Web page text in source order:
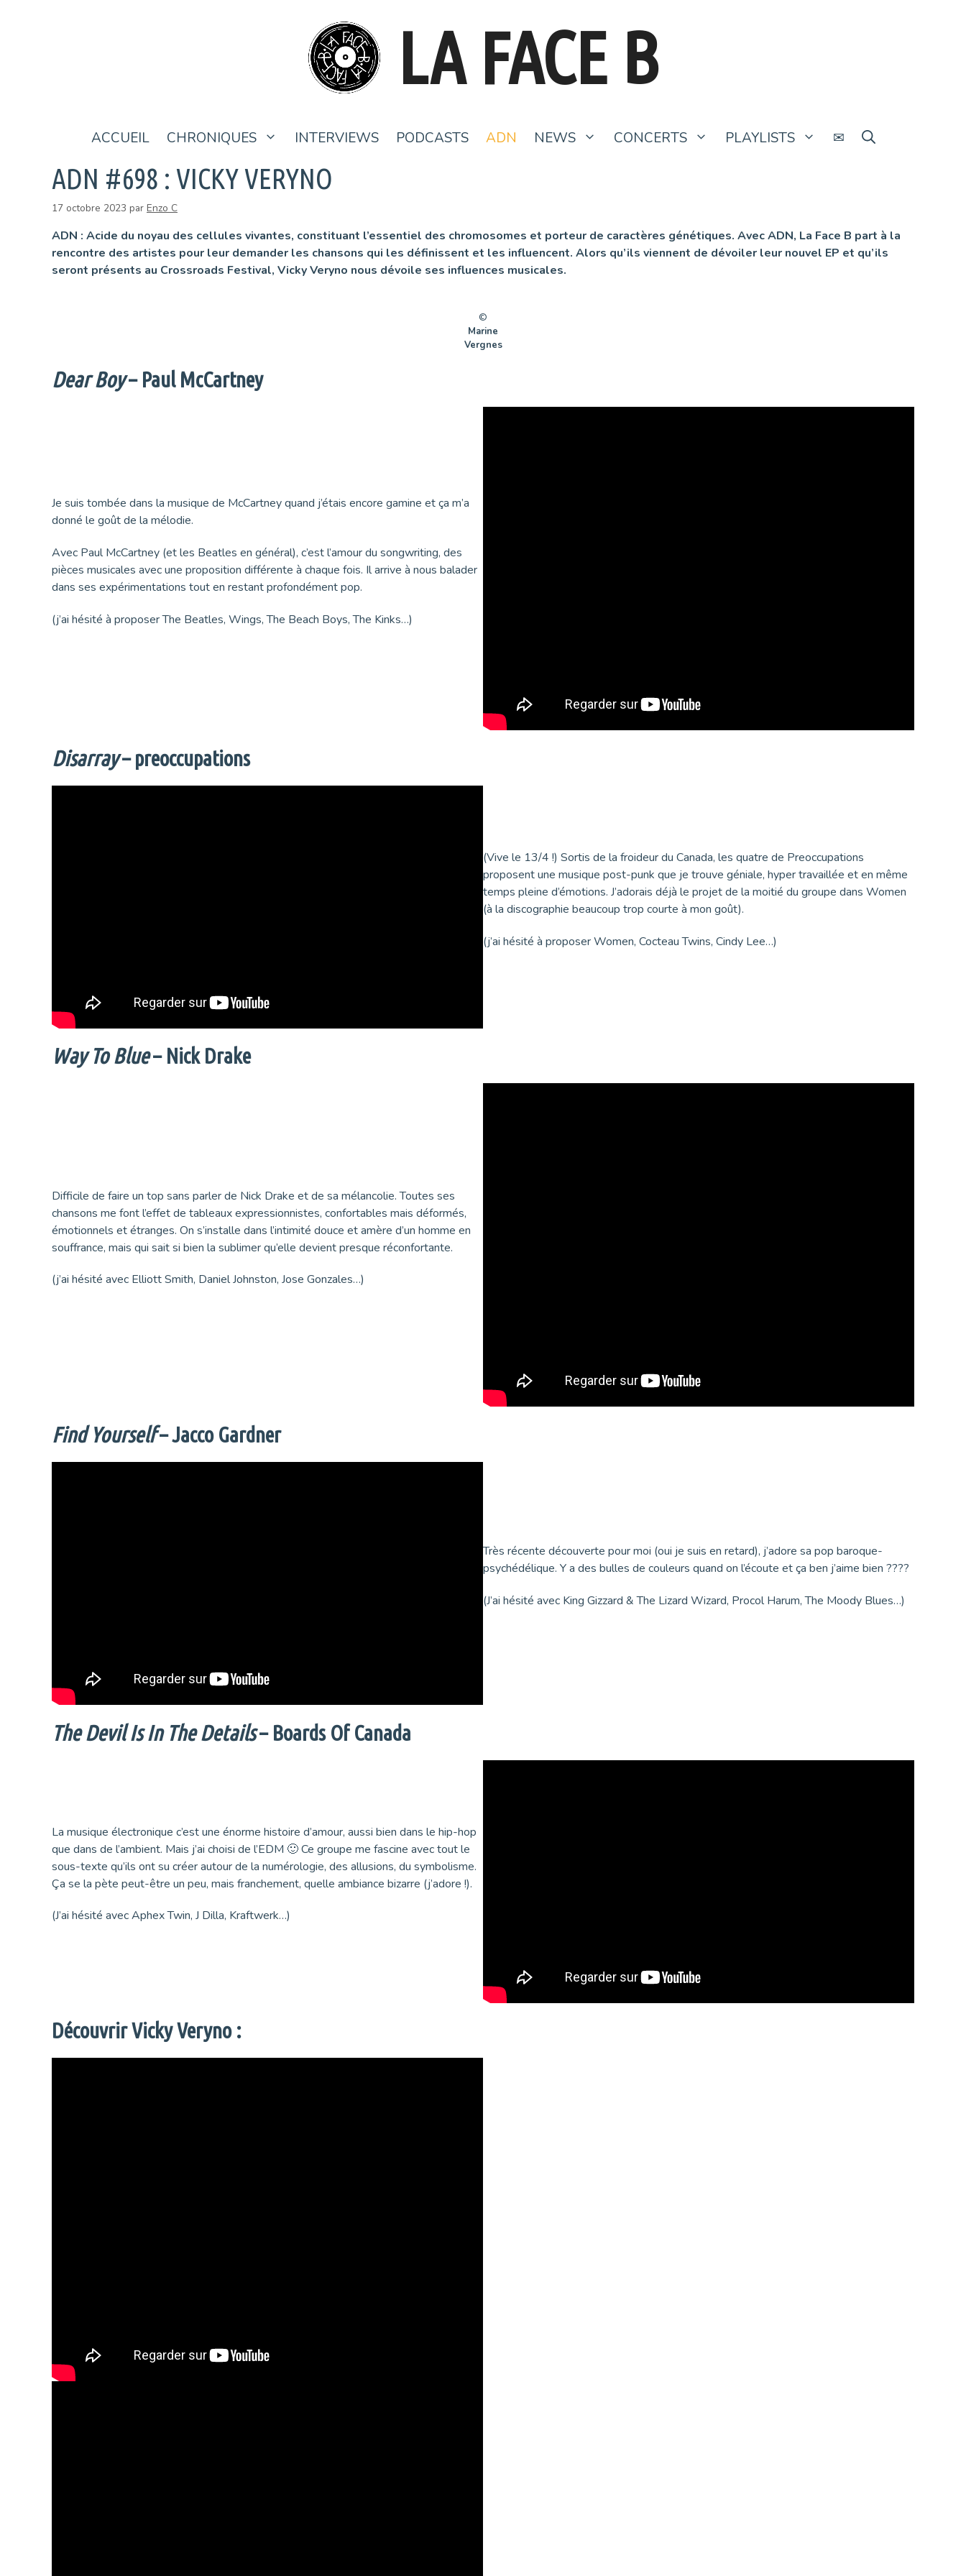
LA FACE B
ACCUEIL CHRONIQUES INTERVIEWS PODCASTS ADN NEWS CONCERTS PLAYLISTS ✉
ADN #698 : VICKY VERYNO
17 octobre 2023 par Enzo C
ADN : Acide du noyau des cellules vivantes, constituant l’essentiel des chromosomes et porteur de caractères génétiques. Avec ADN, La Face B part à la
rencontre des artistes pour leur demander les chansons qui les définissent et les influencent. Alors qu’ils viennent de dévoiler leur nouvel EP et qu’ils
seront présents au Crossroads Festival, Vicky Veryno nous dévoile ses influences musicales.
©
Marine
Vergnes
Dear Boy– Paul McCartney
Je suis tombée dans la musique de McCartney quand j’étais encore gamine et ça m’a
donné le goût de la mélodie.
Avec Paul McCartney (et les Beatles en général), c’est l’amour du songwriting, des
pièces musicales avec une proposition différente à chaque fois. Il arrive à nous balader
dans ses expérimentations tout en restant profondément pop.
(j’ai hésité à proposer The Beatles, Wings, The Beach Boys, The Kinks…)
Disarray– preoccupations
(Vive le 13/4 !) Sortis de la froideur du Canada, les quatre de Preoccupations
proposent une musique post-punk que je trouve géniale, hyper travaillée et en même
temps pleine d’émotions. J’adorais déjà le projet de la moitié du groupe dans Women
(à la discographie beaucoup trop courte à mon goût).
(j’ai hésité à proposer Women, Cocteau Twins, Cindy Lee…)
Way To Blue– Nick Drake
Difficile de faire un top sans parler de Nick Drake et de sa mélancolie. Toutes ses
chansons me font l’effet de tableaux expressionnistes, confortables mais déformés,
émotionnels et étranges. On s’installe dans l’intimité douce et amère d’un homme en
souffrance, mais qui sait si bien la sublimer qu’elle devient presque réconfortante.
(j’ai hésité avec Elliott Smith, Daniel Johnston, Jose Gonzales…)
Find Yourself– Jacco Gardner
Très récente découverte pour moi (oui je suis en retard), j’adore sa pop baroque-
psychédélique. Y a des bulles de couleurs quand on l’écoute et ça ben j’aime bien ????
(J’ai hésité avec King Gizzard & The Lizard Wizard, Procol Harum, The Moody Blues…)
The Devil Is In The Details– Boards Of Canada
La musique électronique c’est une énorme histoire d’amour, aussi bien dans le hip-hop
que dans de l’ambient. Mais j’ai choisi de l’EDM 🙂 Ce groupe me fascine avec tout le
sous-texte qu’ils ont su créer autour de la numérologie, des allusions, du symbolisme.
Ça se la pète peut-être un peu, mais franchement, quelle ambiance bizarre (j’adore !).
(J’ai hésité avec Aphex Twin, J Dilla, Kraftwerk…)
Découvrir Vicky Veryno :